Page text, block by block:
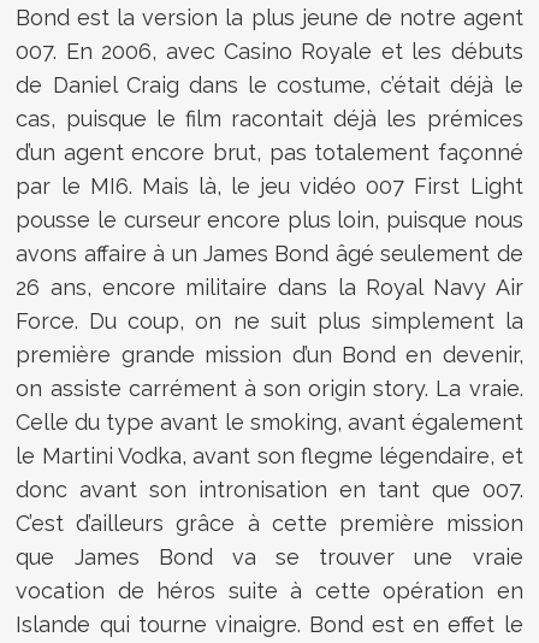
Bond est la version la plus jeune de notre agent
007. En 2006, avec Casino Royale et les débuts
de Daniel Craig dans le costume, c’était déjà le
cas, puisque le film racontait déjà les prémices
d’un agent encore brut, pas totalement façonné
par le MI6. Mais là, le jeu vidéo 007 First Light
pousse le curseur encore plus loin, puisque nous
avons affaire à un James Bond âgé seulement de
26 ans, encore militaire dans la Royal Navy Air
Force. Du coup, on ne suit plus simplement la
première grande mission d’un Bond en devenir,
on assiste carrément à son origin story. La vraie.
Celle du type avant le smoking, avant également
le Martini Vodka, avant son flegme légendaire, et
donc avant son intronisation en tant que 007.
C’est d’ailleurs grâce à cette première mission
que James Bond va se trouver une vraie
vocation de héros suite à cette opération en
Islande qui tourne vinaigre. Bond est en effet le